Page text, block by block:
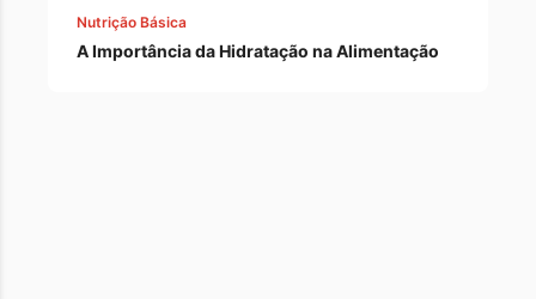
Nutrição Básica
A Importância da Hidratação na Alimentação